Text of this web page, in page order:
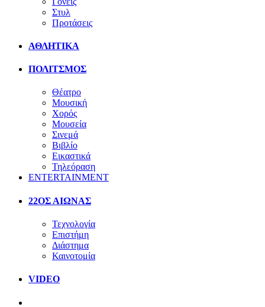
Στυλ
Προτάσεις
ΑΘΛΗΤΙΚΑ
ΠΟΛΙΤΣΜΟΣ
Θέατρο
Μουσική
Χορός
Μουσεία
Σινεμά
Βιβλίο
Εικαστικά
Τηλεόραση
ENTERTAINMENT
22ΟΣ ΑΙΩΝΑΣ
Τεχνολογία
Επιστήμη
Διάστημα
Καινοτομία
VIDEO